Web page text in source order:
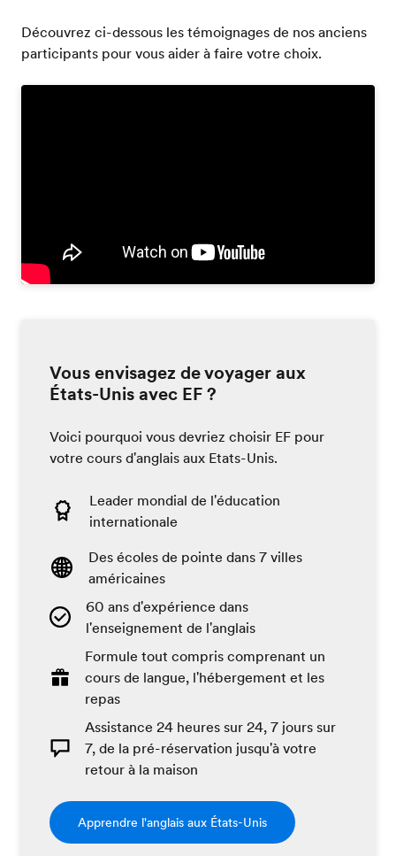
Découvrez ci-dessous les témoignages de nos anciens
participants pour vous aider à faire votre choix.
Vous envisagez de voyager aux
États-Unis avec EF ?
Voici pourquoi vous devriez choisir EF pour
votre cours d'anglais aux Etats-Unis.
Leader mondial de l'éducation
internationale
Des écoles de pointe dans 7 villes
américaines
60 ans d'expérience dans
l'enseignement de l'anglais
Formule tout compris comprenant un
cours de langue, l'hébergement et les
repas
Assistance 24 heures sur 24, 7 jours sur
7, de la pré-réservation jusqu'à votre
retour à la maison
Apprendre l'anglais aux États-Unis